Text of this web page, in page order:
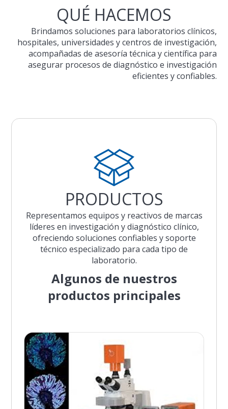
QUÉ HACEMOS
Brindamos soluciones para laboratorios clínicos,
hospitales, universidades y centros de investigación,
acompañadas de asesoría técnica y científica para
asegurar procesos de diagnóstico e investigación
eficientes y confiables.
PRODUCTOS
Representamos equipos y reactivos de marcas
líderes en investigación y diagnóstico clínico,
ofreciendo soluciones confiables y soporte
técnico especializado para cada tipo de
laboratorio.
Algunos de nuestros
productos principales